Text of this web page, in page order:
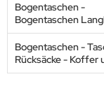
Bogentaschen -
Bogentaschen
Bogentaschen -
Rücksäcke - Koffer
Zubehör
Spitzen